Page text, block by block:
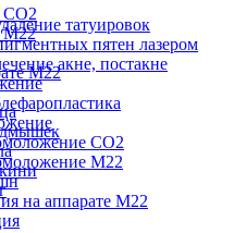
M22
М22
татуировок
пятен лазером
акне, постакне
CO2
M22
на аппарате М22